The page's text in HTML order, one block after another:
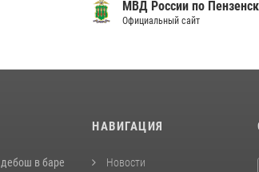
МВД России по
Официальный сайт
в баре
НАВИГАЦИЯ
Новости